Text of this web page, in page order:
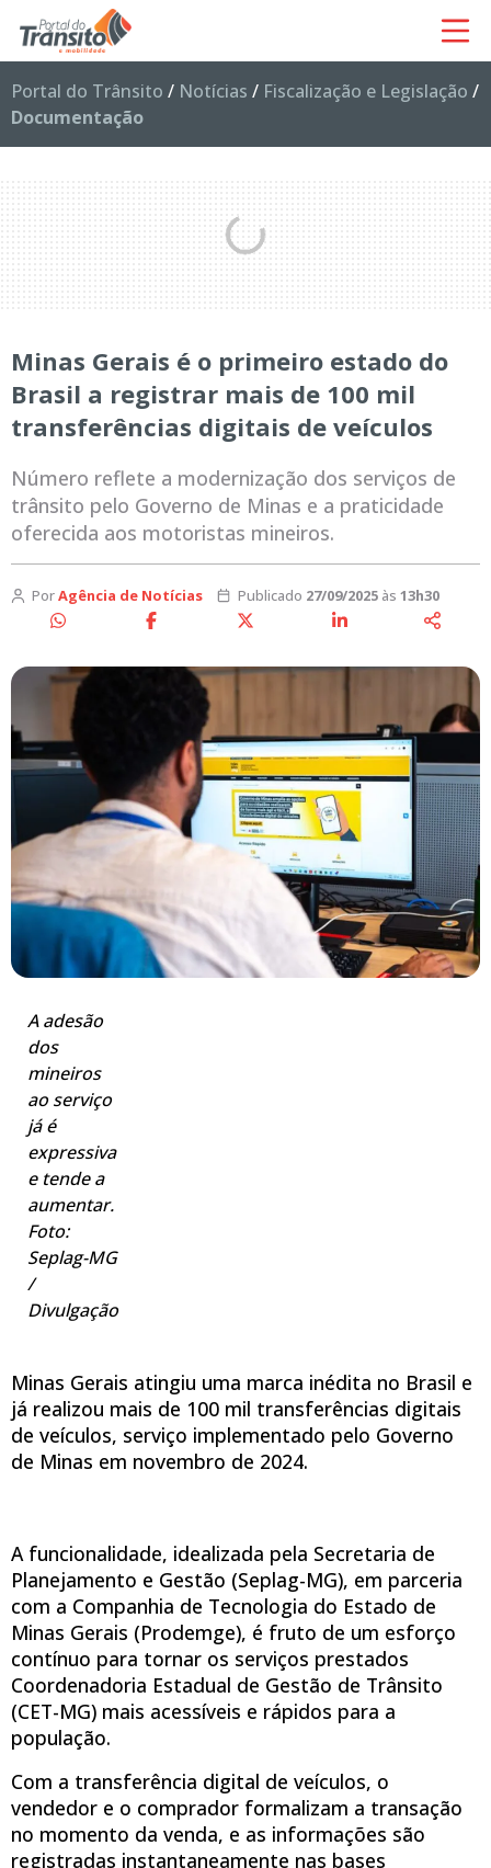
Portal do Trânsito / Notícias / Fiscalização e Legislação /
Documentação
Minas Gerais é o primeiro estado do
Brasil a registrar mais de 100 mil
transferências digitais de veículos
Número reflete a modernização dos serviços de
trânsito pelo Governo de Minas e a praticidade
oferecida aos motoristas mineiros.
PorAgência de Notícias Publicado 27/09/2025às 13h30
A adesão
dos
mineiros
ao serviço
já é
expressiva
e tende a
aumentar.
Foto:
Seplag-MG
/
Divulgação
Minas Gerais atingiu uma marca inédita no Brasil e
já realizou mais de 100 mil transferências digitais
de veículos, serviço implementado pelo Governo
de Minas em novembro de 2024.
A funcionalidade, idealizada pela Secretaria de
Planejamento e Gestão (Seplag-MG), em parceria
com a Companhia de Tecnologia do Estado de
Minas Gerais (Prodemge), é fruto de um esforço
contínuo para tornar os serviços prestados
Coordenadoria Estadual de Gestão de Trânsito
(CET-MG) mais acessíveis e rápidos para a
população.
Com a transferência digital de veículos, o
vendedor e o comprador formalizam a transação
no momento da venda, e as informações são
registradas instantaneamente nas bases